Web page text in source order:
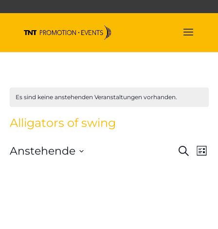
Es sind keine anstehenden Veranstaltungen vorhanden.
Alligators of swing
Suche
Liste
Anstehende